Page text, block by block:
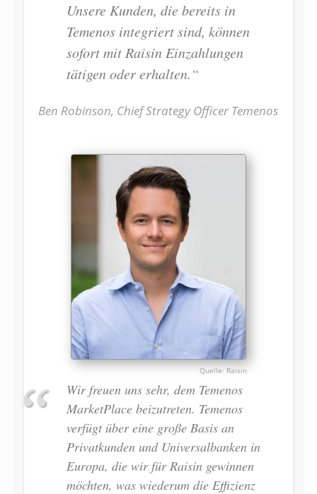
Unsere Kunden, die bereits in
Temenos integriert sind, können
sofort mit Raisin Einzahlungen
tätigen oder erhalten.“
Ben Robinson, Chief Strategy Officer Temenos
Raisin
Wir freuen uns sehr, dem Temenos
MarketPlace beizutreten. Temenos
verfügt über eine große Basis an
Privatkunden und Universalbanken in
Europa, die wir für Raisin gewinnen
möchten, was wiederum die Effizienz